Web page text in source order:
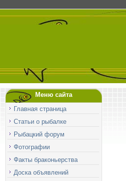
Меню сайта
Главная страница
Статьи о рыбалке
Рыбацкий форум
Фотографии
Факты браконьерства
Доска объявлений